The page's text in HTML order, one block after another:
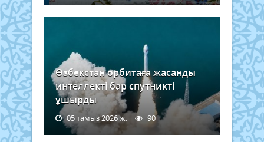
Өзбекстан орбитаға жасанды
интеллекті бар спутникті
ұшырды
05 тамыз 2026 ж. 90